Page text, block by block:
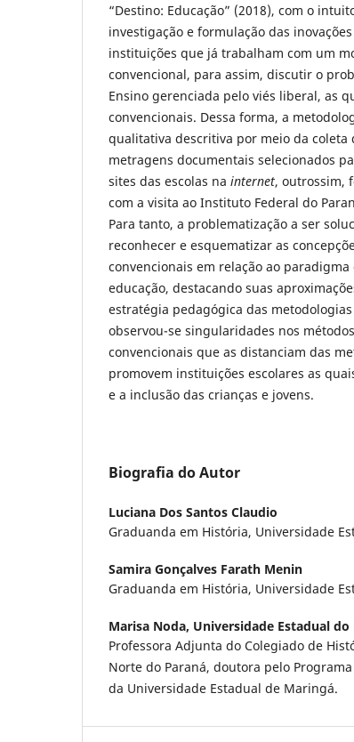
“Destino: Educação” (2018), com o
investigação e formulação das
instituições que já trabalham com um
convencional, para assim, discutir o
Ensino gerenciada pelo viés liberal, as
convencionais. Dessa forma, a
qualitativa descritiva por meio da coleta
metragens documentais selecionados
sites das escolas na internet, outrossim,
com a visita ao Instituto Federal do
Para tanto, a problematização a ser
reconhecer e esquematizar as
convencionais em relação ao
educação, destacando suas
estratégia pedagógica das
observou-se singularidades nos
convencionais que as distanciam das
promovem instituições escolares as
e a inclusão das crianças e jovens.
Biografia do Autor
Luciana Dos Santos Claudio
Graduanda em História, Universidade
Samira Gonçalves Farath Menin
Graduanda em História, Universidade
Marisa Noda, Universidade Estadual
Professora Adjunta do Colegiado de
Norte do Paraná, doutora pelo
da Universidade Estadual de Maringá.